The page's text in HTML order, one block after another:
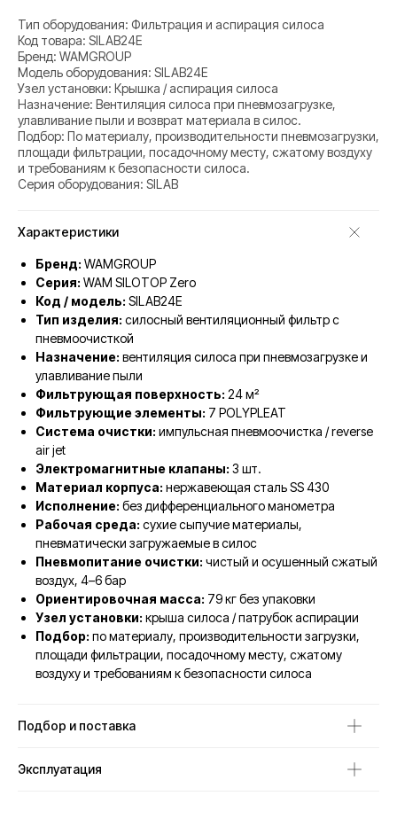
Тип оборудования: Фильтрация и аспирация силоса
Код товара: SILAB24E
Бренд: WAMGROUP
Модель оборудования: SILAB24E
Узел установки: Крышка / аспирация силоса
Назначение: Вентиляция силоса при пневмозагрузке,
улавливание пыли и возврат материала в силос.
Подбор: По материалу, производительности пневмозагрузки,
площади фильтрации, посадочному месту, сжатому воздуху
и требованиям к безопасности силоса.
Серия оборудования: SILAB
Характеристики
Бренд: WAMGROUP
Серия: WAM SILOTOP Zero
Код / модель: SILAB24E
Тип изделия: силосный вентиляционный фильтр с
пневмоочисткой
Назначение: вентиляция силоса при пневмозагрузке и
улавливание пыли
Фильтрующая поверхность: 24 м²
Фильтрующие элементы: 7 POLYPLEAT
Система очистки: импульсная пневмоочистка / reverse
air jet
Электромагнитные клапаны: 3 шт.
Материал корпуса: нержавеющая сталь SS 430
Исполнение: без дифференциального манометра
Рабочая среда: сухие сыпучие материалы,
пневматически загружаемые в силос
Пневмопитание очистки: чистый и осушенный сжатый
воздух, 4–6 бар
Ориентировочная масса: 79 кг без упаковки
Узел установки: крыша силоса / патрубок аспирации
Подбор: по материалу, производительности загрузки,
площади фильтрации, посадочному месту, сжатому
воздуху и требованиям к безопасности силоса
Подбор и поставка
Эксплуатация